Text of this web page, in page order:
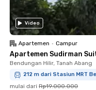
Video
Apartemen • Campur
Apartemen Sudirman
Bendungan Hilir, Tanah Abang
212 m dari Stasiun MRT
mulai dari Rp19.000.000